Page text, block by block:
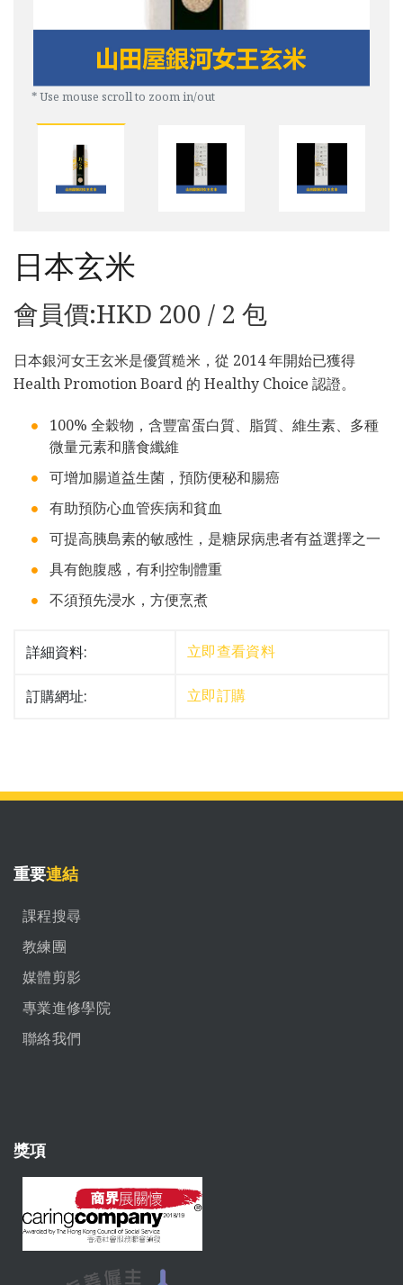
* Use mouse scroll to zoom in/out
日本玄米
會員價:HKD 200 / 2 包
日本銀河女王玄米是優質糙米，從 2014 年開始已獲得
Health Promotion Board 的 Healthy Choice 認證。
100% 全穀物，含豐富蛋白質、脂質、維生素、多種
微量元素和膳食纖維
可增加腸道益生菌，預防便秘和腸癌
有助預防心血管疾病和貧血
可提高胰島素的敏感性，是糖尿病患者有益選擇之一
具有飽腹感，有利控制體重
不須預先浸水，方便烹煮
詳細資料: 立即查看資料
訂購網址: 立即訂購
重要連結
課程搜尋
教練團
媒體剪影
專業進修學院
聯絡我們
獎項